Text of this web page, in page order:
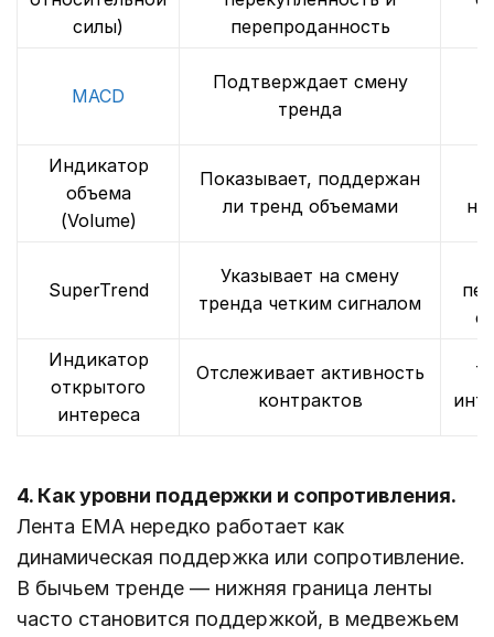
силы)
перепроданность
MACD
Подтверждает смену
тренда
Индикатор
объема
(Volume)
Показывает, поддержан
ли тренд объемами
SuperTrend
Указывает на смену
тренда четким сигналом
Индикатор
открытого
интереса
Отслеживает активность
контрактов
4. Как уровни поддержки и сопротивления.
Лента EMA нередко работает как
динамическая поддержка или сопротивление.
В бычьем тренде — нижняя граница ленты
часто становится поддержкой, в медвежьем